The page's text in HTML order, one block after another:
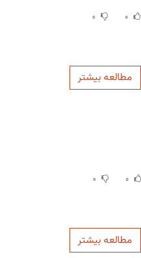
0
0
مطالعه بیشتر
0
0
مطالعه بیشتر